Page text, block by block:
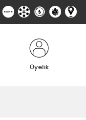
Üyelik